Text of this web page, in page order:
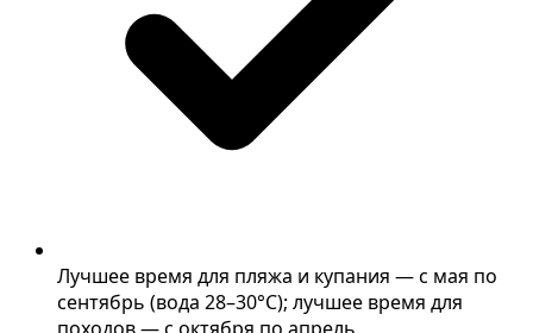
Лучшее время для пляжа и купания — с мая по
сентябрь (вода 28–30°C); лучшее время для